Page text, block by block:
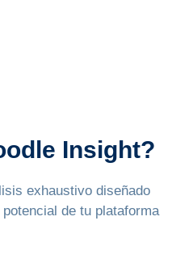
Insight?
exhaustivo diseñado
de tu plataforma